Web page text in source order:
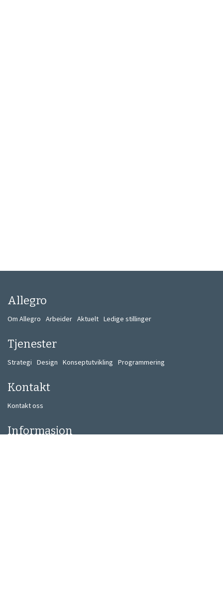
Allegro
Om Allegro Arbeider Aktuelt Ledige stillinger
Tjenester
Strategi Design Konseptutvikling Programmering
Kontakt
Kontakt oss
Informasjon